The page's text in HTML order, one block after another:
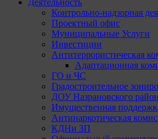
Деятельность
Контрольно-надзорная
Проектный офис
Муниципальные Услуги
Инвестиции
Антитеррористическая
Адаптационная
ГО и ЧС
Градостроительное
ДОУ Назрановского
Имущественная
Антинаркотическая
КДНи ЗП